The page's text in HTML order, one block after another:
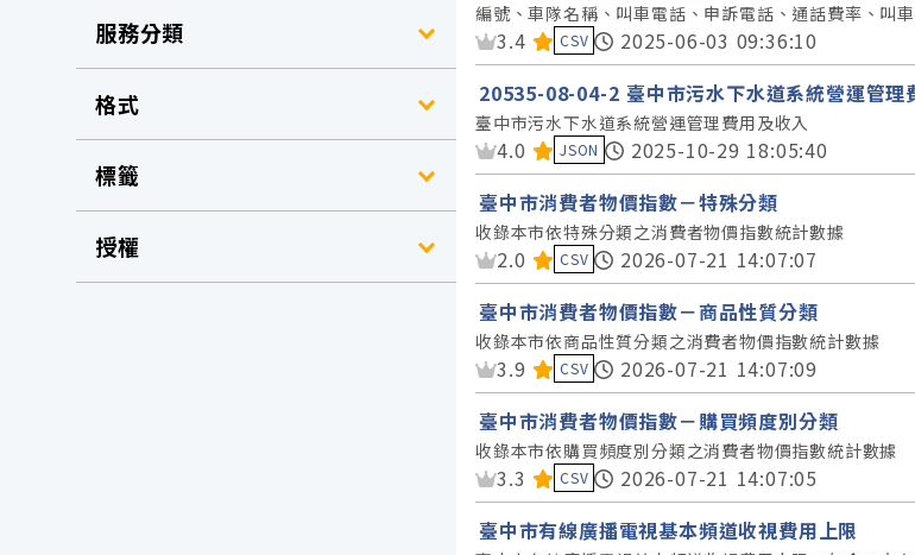
服務分類
格式
標籤
授權
編號、車隊名稱、叫車電話、申訴電話、通話費率、叫
資料集評分：
3.4 CSV
2025-06-03 09:36:10
20535-08-04-2 臺中市污水下水道系統營運管理
臺中市污水下水道系統營運管理費用及收入
資料集評分：
4.0 JSON
2025-10-29 18:05:40
臺中市消費者物價指數－特殊分類
收錄本市依特殊分類之消費者物價指數統計數據
資料集評分：
2.0 CSV
2026-07-21 14:07:07
臺中市消費者物價指數－商品性質分類
收錄本市依商品性質分類之消費者物價指數統計數據
資料集評分：
3.9 CSV
2026-07-21 14:07:09
臺中市消費者物價指數－購買頻度別分類
收錄本市依購買頻度別分類之消費者物價指數統計數據
資料集評分：
3.3 CSV
2026-07-21 14:07:05
臺中市有線廣播電視基本頻道收視費用上限